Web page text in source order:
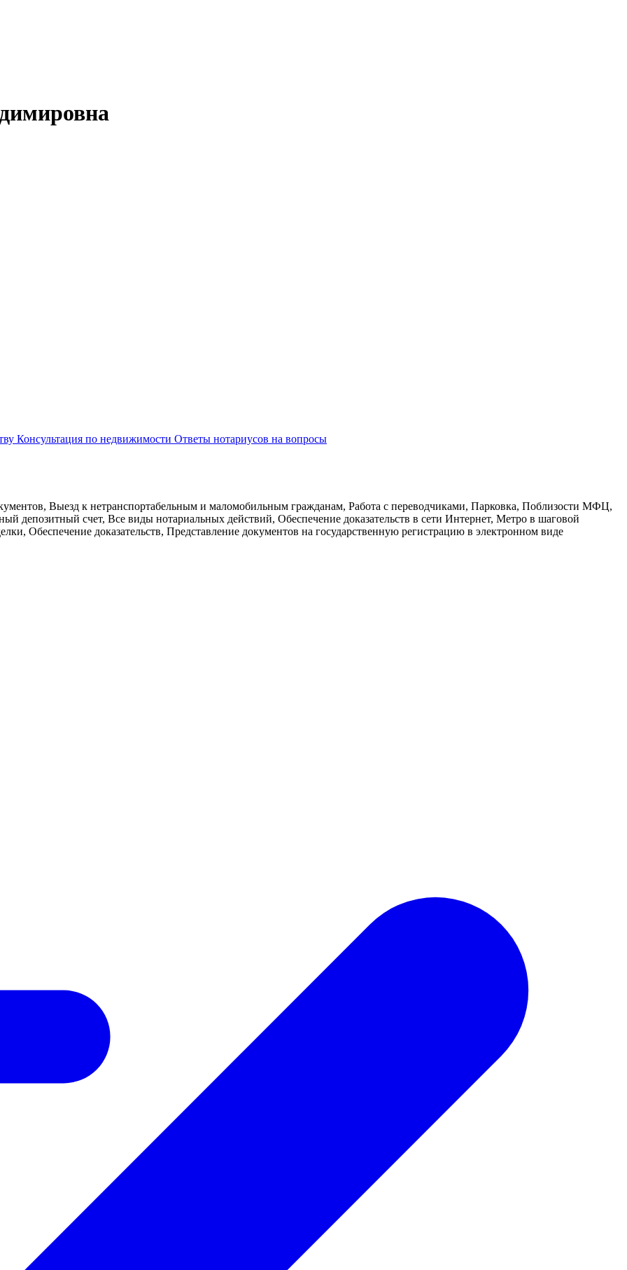
Консультация по недвижимости Ответы нотариусов на вопросы
Выезд к нетранспортабельным и маломобильным гражданам, Работа с переводчиками, Парковка, Поблизости МФЦ,
депозитный счет, Все виды нотариальных действий, Обеспечение доказательств в сети Интернет, Метро в шаговой
Обеспечение доказательств, Представление документов на государственную регистрацию в электронном виде